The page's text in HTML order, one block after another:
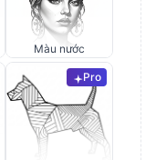
Màu nước
Pro